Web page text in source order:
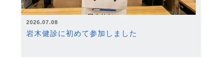
2026.07.08
岩木健診に初めて参加しました